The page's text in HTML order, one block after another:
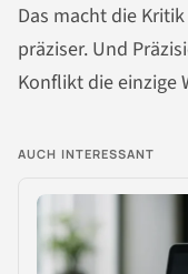
Das macht die
präziser. Und
Konflikt die einzige
AUCH INTERESSANT